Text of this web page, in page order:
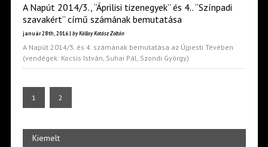
A Napút 2014/3., “Áprilisi tizenegyek” és 4.. “Színpadi
szavakért” című számának bemutatása
január 28th, 2016 | by Kállay Kotász Zoltán
A Napút 2014/3. és 4. számának bemutatása az Újpesti Tévében
(vendégek: Kocsis István, Suhai Pál, Szondi György)
1 2
Kiemelt